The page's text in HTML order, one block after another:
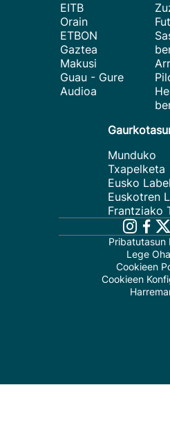
EITB
Orain
ETBON
Gaztea
Makusi
Guau - Gure
Audioa
Munduko
Txapelketa
Eusko
Euskotren
Frantziako
Pribatutasun
Lege
Cookieen
Cookieen